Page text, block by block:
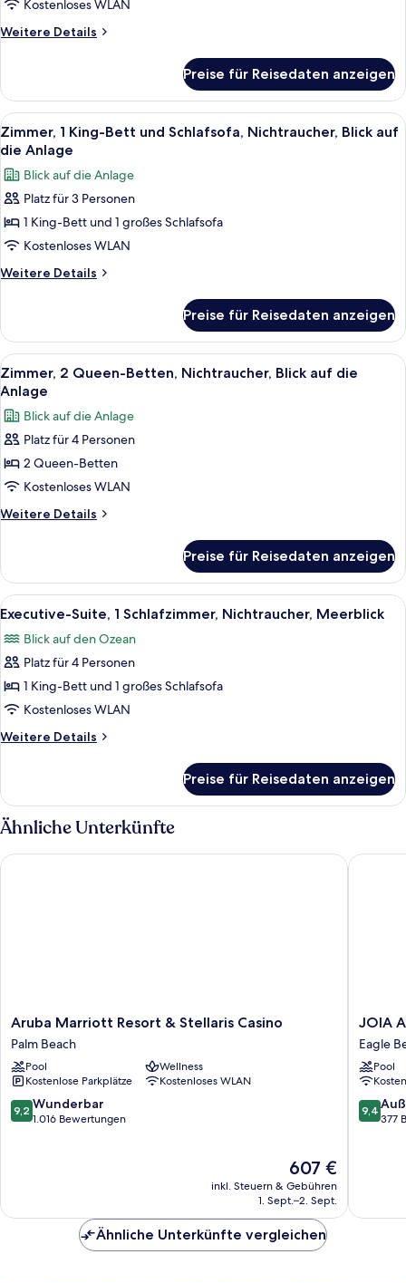
Club
Lounge
Deluxe
Suite
anzeigen
Kostenloses WLAN
Weitere Details
Weitere
King
Bed,
Oceanfront
View,
Lounge
Access,
Suite
Preise für Reisedaten anzeigen
Alle
Fotos
für
Zimmer,
1 King-
Bett
und
Schlafsofa,
auf
die
Anlage
anzeigen
Ein Hotelzimmer mit einem großen
4
Zimmer, 1 King-Bett und Schlafsofa, Nichtraucher, Blick auf
die Anlage
Blick auf die Anlage
Platz für 3 Personen
1 King-Bett und 1 großes Schlafsofa
Kostenloses WLAN
Weitere Details
Weitere
1 King-
Bett
und
Schlafsofa,
Nichtraucher,
Blick
auf
Anlage
Preise für Reisedaten anzeigen
Alle
Fotos
für
Zimmer,
2 Queen-
Betten,
Nichtraucher,
Blick
Anlage
anzeigen
Ein Hotelzimmer mit
3
Zimmer, 2 Queen-Betten, Nichtraucher, Blick auf die
Anlage
Blick auf die Anlage
Platz für 4 Personen
2 Queen-Betten
Kostenloses WLAN
Weitere Details
Weitere
2 Queen-
Betten,
Nichtraucher,
auf
die
Preise für Reisedaten anzeigen
Alle
Fotos
für
Executive-
Suite,
1
Schlafzimmer,
Nichtraucher,
anzeigen
Ein modernes Wohnzimmer mit
3
Executive-Suite, 1 Schlafzimmer, Nichtraucher, Meerblick
Blick auf den Ozean
Platz für 4 Personen
1 King-Bett und 1 großes Schlafsofa
Kostenloses WLAN
Weitere Details
Weitere
Suite,
1
Schlafzimmer,
Meerblick
Preise für Reisedaten anzeigen
Ähnliche Unterkünfte
Aruba
Marriott
Resort
&
Stellaris
Casino
Palm
Aruba Marriott Resort & Stellaris Casino
Palm Beach
Pool
Wellness
Kostenlose Parkplätze
Kostenloses WLAN
9.2
von
9,2 Wunderbar
1.016 Bewertungen
Der
Preis
beträgt
607 €
inkl. Steuern & Gebühren
1. Sept.–2. Sept.
Aruba Marriott Resort & Stellaris Casino
JOIA
Aruba
by
Eagle
Beach
JOIA
Eagle
Pool
9.4
von
9,4
377
JOIA
Ähnliche Unterkünfte vergleichen